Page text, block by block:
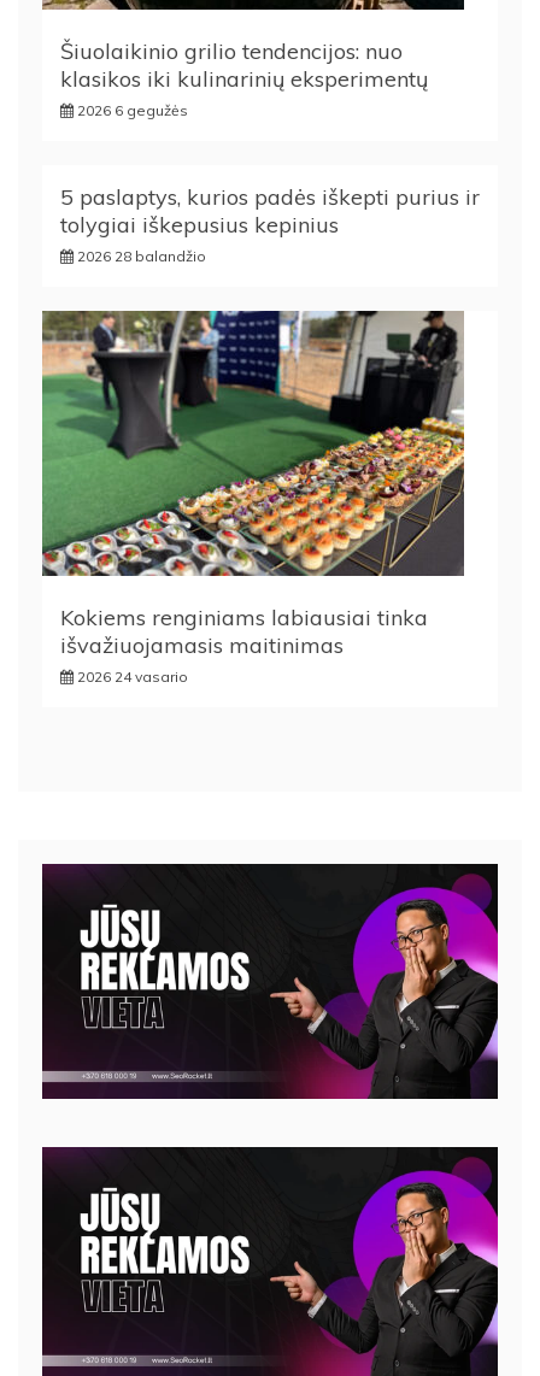
Šiuolaikinio grilio tendencijos: nuo
klasikos iki kulinarinių eksperimentų
2026 6 gegužės
5 paslaptys, kurios padės iškepti purius ir
tolygiai iškepusius kepinius
2026 28 balandžio
Kokiems renginiams labiausiai tinka
išvažiuojamasis maitinimas
2026 24 vasario